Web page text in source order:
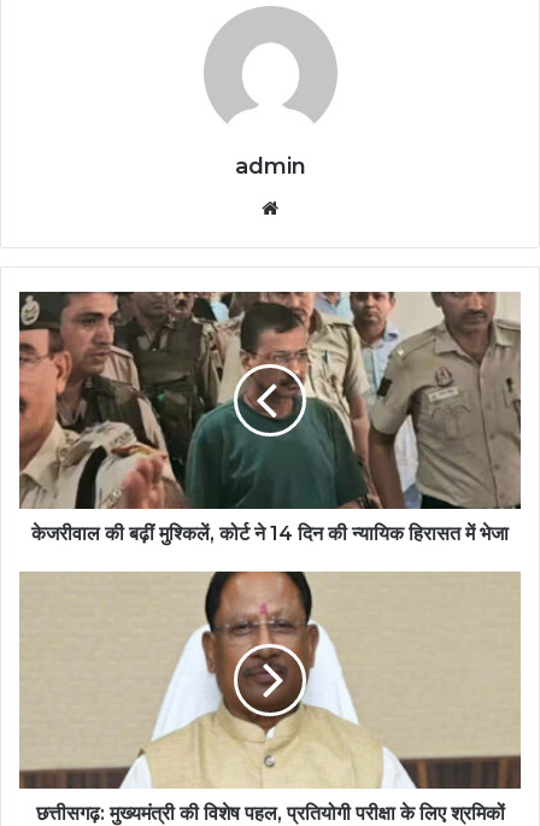
admin
केजरीवाल की बढ़ीं मुश्किलें, कोर्ट ने 14 दिन की न्यायिक हिरासत में भेजा
छत्तीसगढ़: मुख्यमंत्री की विशेष पहल, प्रतियोगी परीक्षा के लिए श्रमिकों